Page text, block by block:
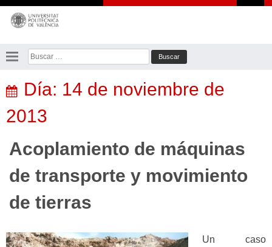
Saltar
contenido
Buscar:
Día: 14 de noviembre de
2013
Acoplamiento de máquinas
de transporte y movimiento
de tierras
Un caso